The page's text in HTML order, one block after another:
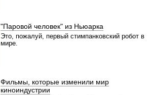
"Паровой человек" из Ньюарка
Это, пожалуй, первый стимпанковский робот в
мире.
Фильмы, которые изменили мир
киноиндустрии